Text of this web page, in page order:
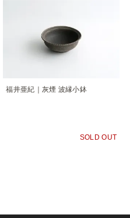
福井亜紀｜灰煙 波縁小鉢
SOLD OUT